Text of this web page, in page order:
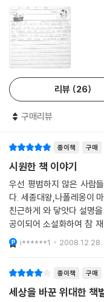
인들은 힘들고 부끄러웠
한 환경에서 살아온 게 아
상황에서 노력으로 성공했
있기 때문이다. 자신들이
들었던 인생의 빛이 되어
법에 대한 위인들의 이야
삼고 닮으려 노력하게 된다.
리뷰 26
구매리뷰
종이책 구매
시원한 책 이야기
우선 평범하지 않은 사람
다. 세종대왕,나폴레옹이
친근하게 와 닿앗다 설명
공이되어 소설화하여 참
다. i******1 2008.12.28.
종이책 구매
세상을 바꾼 위대한 책